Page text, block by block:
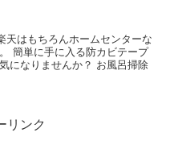
天はもちろんホームセンターな
簡単に手に入る防カビテープ
になりませんか？ お風呂掃除
リンク